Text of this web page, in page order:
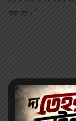
করা হয়।"